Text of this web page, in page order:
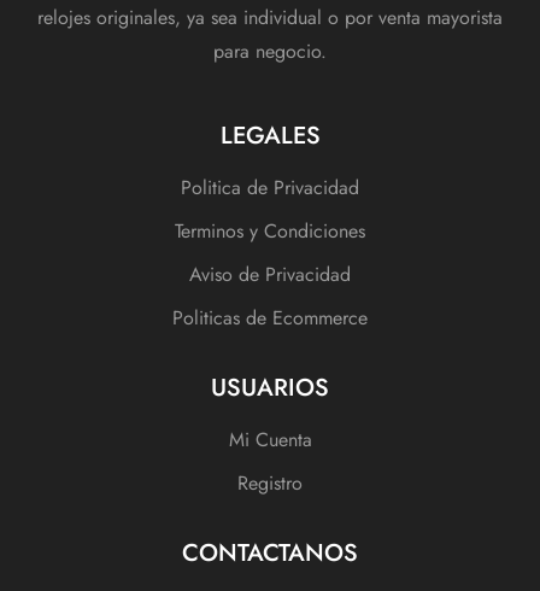
relojes originales, ya sea individual o por venta mayorista
para negocio.
LEGALES
Politica de Privacidad
Terminos y Condiciones
Aviso de Privacidad
Politicas de Ecommerce
USUARIOS
Mi Cuenta
Registro
CONTACTANOS